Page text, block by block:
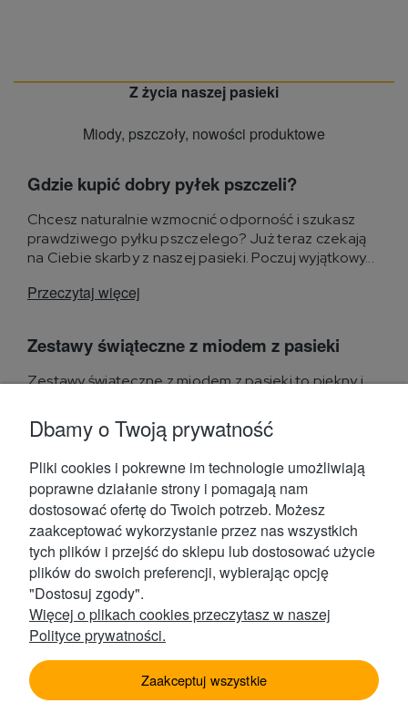
Z życia naszej pasieki
Miody, pszczoły, nowości produktowe
Gdzie kupić dobry pyłek pszczeli?
Chcesz naturalnie wzmocnić odporność i szukasz
prawdziwego pyłku pszczelego? Już teraz czekają
na Ciebie skarby z naszej pasieki. Poczuj wyjątkowy...
Przeczytaj więcej
Zestawy świąteczne z miodem z pasieki
Zestawy świąteczne z miodem z pasieki to piękny i
internetowego...
Kontakt
Obsługa Klienta
Dbamy o Twoją prywatność
Pliki cookies i pokrewne im technologie umożliwiają
poprawne działanie strony i pomagają nam
dostosować ofertę do Twoich potrzeb. Możesz
zaakceptować wykorzystanie przez nas wszystkich
tych plików i przejść do sklepu lub dostosować użycie
plików do swoich preferencji, wybierając opcję
"Dostosuj zgody".
Więcej o plikach cookies przeczytasz w naszej
Polityce prywatności.
Zaakceptuj wszystkie